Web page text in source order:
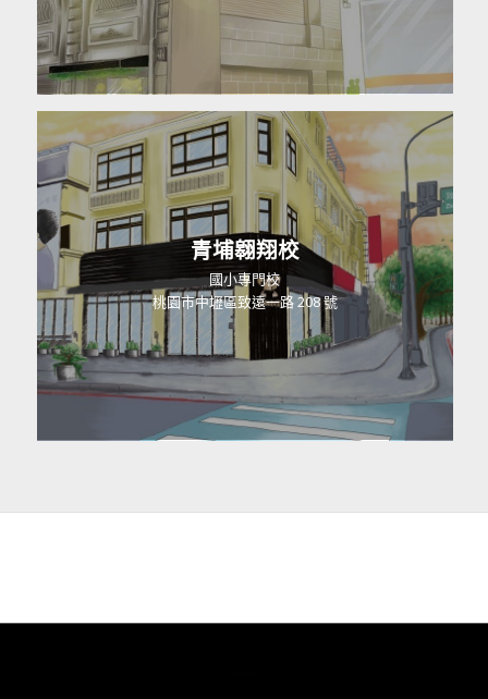
青埔翱翔校
國小專門校
桃園市中壢區致遠一路 208 號